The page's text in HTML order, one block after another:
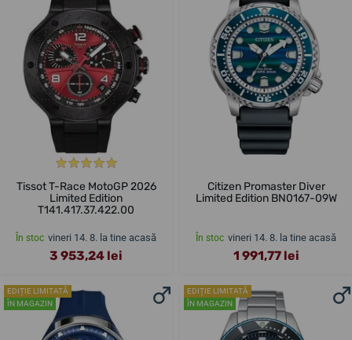
Tissot T-Race MotoGP 2026
Limited Edition
T141.417.37.422.00
În stoc vineri 14. 8. la tine acasă
3 953,24 lei
Citizen Promaster Diver
Limited Edition BN0167-09W
În stoc vineri 14. 8. la tine acasă
1 991,77 lei
EDIȚIE LIMITATĂ
ÎN MAGAZIN
EDIȚIE LIMITATĂ
ÎN MAGAZIN